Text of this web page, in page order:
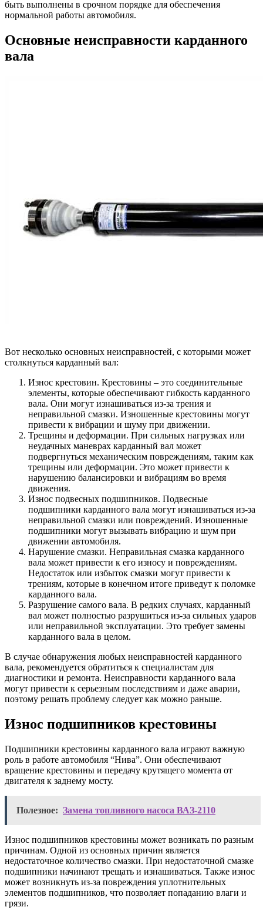
быть выполнены в срочном порядке для обеспечения
нормальной работы автомобиля.
Основные неисправности карданного
вала
Вот несколько основных неисправностей, с которыми может
столкнуться карданный вал:
Износ крестовин. Крестовины – это соединительные
элементы, которые обеспечивают гибкость карданного
вала. Они могут изнашиваться из-за трения и
неправильной смазки. Изношенные крестовины могут
привести к вибрации и шуму при движении.
Трещины и деформации. При сильных нагрузках или
неудачных маневрах карданный вал может
подвергнуться механическим повреждениям, таким как
трещины или деформации. Это может привести к
нарушению балансировки и вибрациям во время
движения.
Износ подвесных подшипников. Подвесные
подшипники карданного вала могут изнашиваться из-за
неправильной смазки или повреждений. Изношенные
подшипники могут вызывать вибрацию и шум при
движении автомобиля.
Нарушение смазки. Неправильная смазка карданного
вала может привести к его износу и повреждениям.
Недостаток или избыток смазки могут привести к
трениям, которые в конечном итоге приведут к поломке
карданного вала.
Разрушение самого вала. В редких случаях, карданный
вал может полностью разрушиться из-за сильных ударов
или неправильной эксплуатации. Это требует замены
карданного вала в целом.
В случае обнаружения любых неисправностей карданного
вала, рекомендуется обратиться к специалистам для
диагностики и ремонта. Неисправности карданного вала
могут привести к серьезным последствиям и даже аварии,
поэтому решать проблему следует как можно раньше.
Износ подшипников крестовины
Подшипники крестовины карданного вала играют важную
роль в работе автомобиля “Нива”. Они обеспечивают
вращение крестовины и передачу крутящего момента от
двигателя к заднему мосту.
Полезное: Замена топливного насоса ВАЗ-2110
Износ подшипников крестовины может возникать по разным
причинам. Одной из основных причин является
недостаточное количество смазки. При недостаточной смазке
подшипники начинают трещать и изнашиваться. Также износ
может возникнуть из-за повреждения уплотнительных
элементов подшипников, что позволяет попаданию влаги и
грязи.